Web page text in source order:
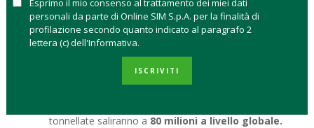
secondo l’analisi diM&G Investments.
Dai telefoni cellulari alle apparecchiature
ogni anno milioni di prodotti elettronici
escono dalle fabbriche hanno una vita media sempre
più breve. Nel 2023 abbiamo buttato via 60 milioni di
tonnellate saliranno a 80 milioni a livello globale.
personali da parte di Online SIM S.p.A. per la finalità di
profilazione secondo quanto indicato al paragrafo 2
lettera (c) dell'Informativa.
ISCRIVITI